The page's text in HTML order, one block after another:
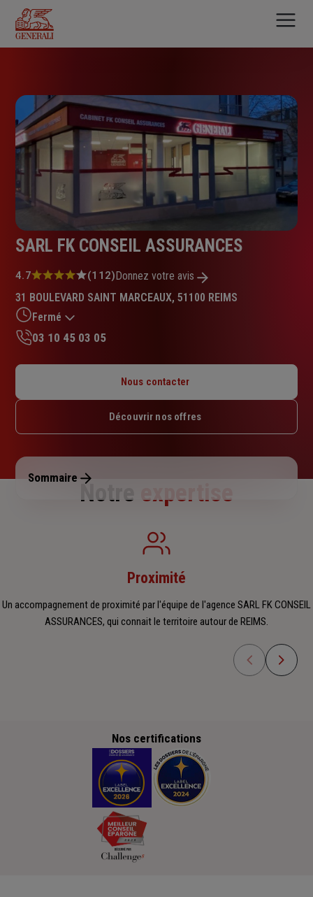
contenu
principal
SARL FK CONSEIL ASSURANCES
Note
4.7
sur
5
étoiles
4.7 (112)Donnez votre avis
31 BOULEVARD SAINT MARCEAUX, 51100 REIMS
Fermé
Mardi : 09h – 12h15 / 13h45 – 17h45
Jeudi : 09h – 12h15 / 13h45 – 17h45
Dimanche : Fermé
03 10 45 03 05
Nous contacter
Découvrir nos offres
Sommaire
Notre expertise
Proximité
Un accompagnement de proximité par l'équipe de l'agence SARL FK CONSEIL
ASSURANCES, qui connait le territoire autour de REIMS.
Nos certifications